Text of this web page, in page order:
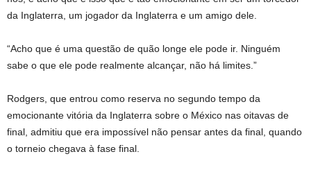
da Inglaterra, um jogador da Inglaterra e um amigo dele.
“Acho que é uma questão de quão longe ele pode ir. Ninguém
sabe o que ele pode realmente alcançar, não há limites.”
Rodgers, que entrou como reserva no segundo tempo da
emocionante vitória da Inglaterra sobre o México nas oitavas de
final, admitiu que era impossível não pensar antes da final, quando
o torneio chegava à fase final.